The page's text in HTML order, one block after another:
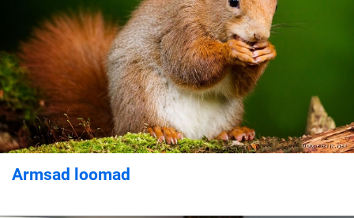
Armsad loomad